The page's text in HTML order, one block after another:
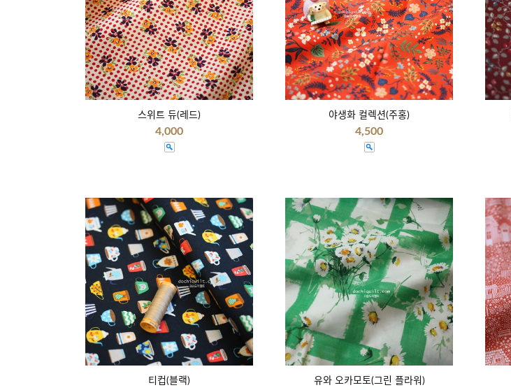
스위트 듀(레드)
4,000
야생화 컬렉션(주홍)
4,500
티컵(블랙) 유와 오카모토(그린 플라워)